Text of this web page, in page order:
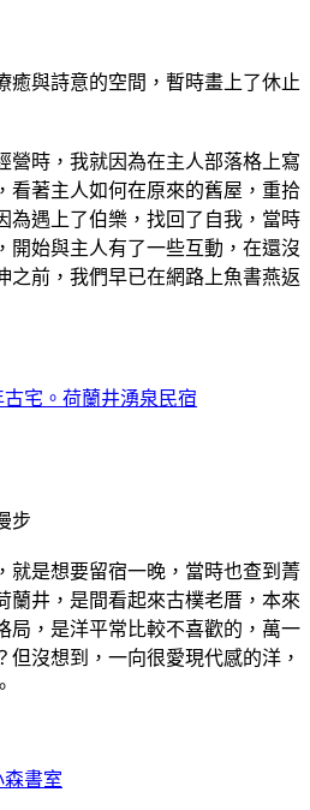
癒與詩意的空間，暫時畫上了休止
營時，我就因為在主人部落格上寫
看著主人如何在原來的舊屋，重拾
為遇上了伯樂，找回了自我，當時
開始與主人有了一些互動，在還沒
之前，我們早已在網路上魚書燕返
宅。荷蘭井湧泉民宿
步
就是想要留宿一晚，當時也查到菁
蘭井，是間看起來古樸老厝，本來
局，是洋平常比較不喜歡的，萬一
但沒想到，一向很愛現代感的洋，
書室